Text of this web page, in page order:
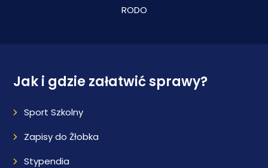
RODO
Jak i gdzie załatwić sprawy?
Sport Szkolny
Zapisy do Żłobka
Stypendia